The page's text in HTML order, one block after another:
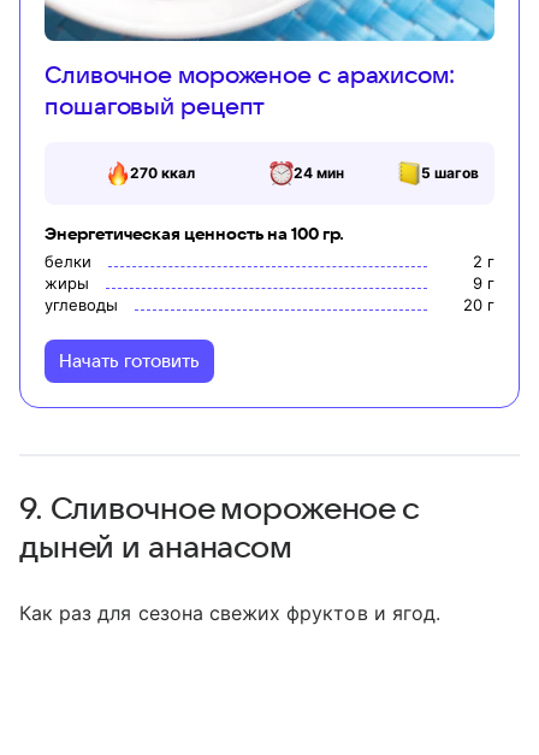
Сливочное мороженое с арахисом:
пошаговый рецепт
270ккал 24 мин 5 шагов
Энергетическая ценность на 100 гр.
белки 2 г
жиры
9 г
углеводы
20 г
Начать готовить
9. Сливочное мороженое с
дыней и ананасом
Как раз для сезона свежих фруктов и ягод.